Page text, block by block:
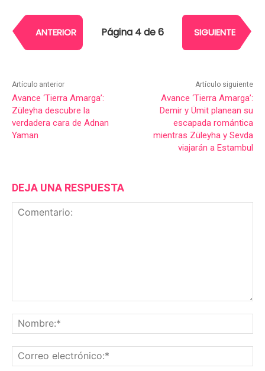
ANTERIOR Página 4 de 6 SIGUIENTE
Artículo anterior
Avance ‘Tierra Amarga’:
Züleyha descubre la
verdadera cara de Adnan
Yaman
Artículo siguiente
Avance ‘Tierra Amarga’:
Demir y Ümit planean su
escapada romántica
mientras Züleyha y Sevda
viajarán a Estambul
DEJA UNA RESPUESTA